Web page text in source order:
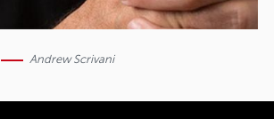
Andrew Scrivani